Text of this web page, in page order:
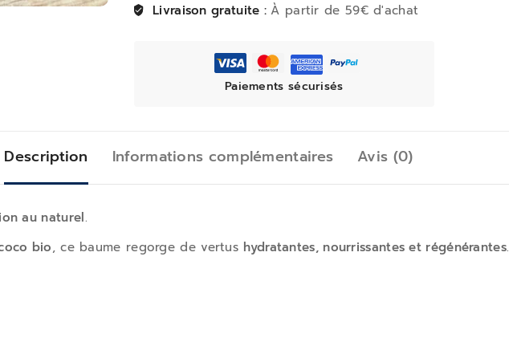
Livraison gratuite : À partir de 59€ d'achat
Paiements sécurisés
Description Informations complémentaires Avis (0)
au naturel.
bio, ce baume regorge de vertus hydratantes, nourrissantes et régénérantes.